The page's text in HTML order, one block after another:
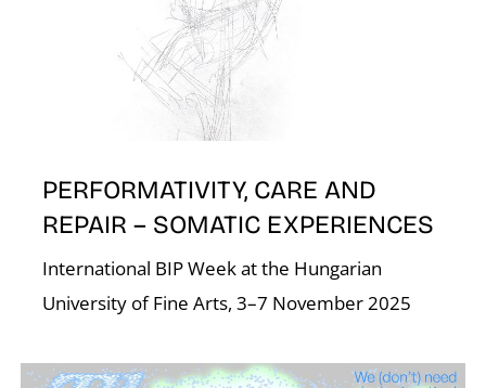
PERFORMATIVITY, CARE AND
REPAIR – SOMATIC EXPERIENCES
International BIP Week at the Hungarian
University of Fine Arts, 3–7 November 2025